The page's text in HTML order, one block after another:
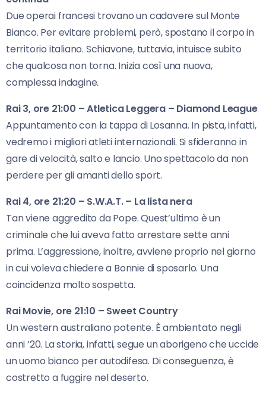
Due operai francesi trovano un cadavere sul Monte
Bianco. Per evitare problemi, però, spostano il corpo in
territorio italiano. Schiavone, tuttavia, intuisce subito
che qualcosa non torna. Inizia così una nuova,
complessa indagine.
Rai 3, ore 21:00 – Atletica Leggera – Diamond League
Appuntamento con la tappa di Losanna. In pista, infatti,
vedremo i migliori atleti internazionali. Si sfideranno in
gare di velocità, salto e lancio. Uno spettacolo da non
perdere per gli amanti dello sport.
Rai 4, ore 21:20 – S.W.A.T. – La lista nera
Tan viene aggredito da Pope. Quest’ultimo è un
criminale che lui aveva fatto arrestare sette anni
prima. L’aggressione, inoltre, avviene proprio nel giorno
in cui voleva chiedere a Bonnie di sposarlo. Una
coincidenza molto sospetta.
Rai Movie, ore 21:10 – Sweet Country
Un western australiano potente. È ambientato negli
anni ’20. La storia, infatti, segue un aborigeno che uccide
un uomo bianco per autodifesa. Di conseguenza, è
costretto a fuggire nel deserto.